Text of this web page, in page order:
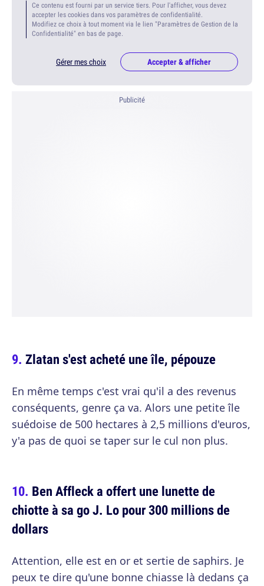
Ce contenu est fourni par un service tiers. Pour l'afficher, vous devez
accepter les cookies dans vos paramètres de confidentialité.
Modifiez ce choix à tout moment via le lien "Paramètres de Gestion de la
Confidentialité" en bas de page.
Gérer mes choix Accepter & afficher
Publicité
Zlatan s'est acheté une île, pépouze
En même temps c'est vrai qu'il a des revenus
conséquents, genre ça va. Alors une petite île
suédoise de 500 hectares à 2,5 millions d'euros,
y'a pas de quoi se taper sur le cul non plus.
Ben Affleck a offert une lunette de
chiotte à sa go J. Lo pour 300 millions de
dollars
Attention, elle est en or et sertie de saphirs. Je
peux te dire qu'une bonne chiasse là dedans ça